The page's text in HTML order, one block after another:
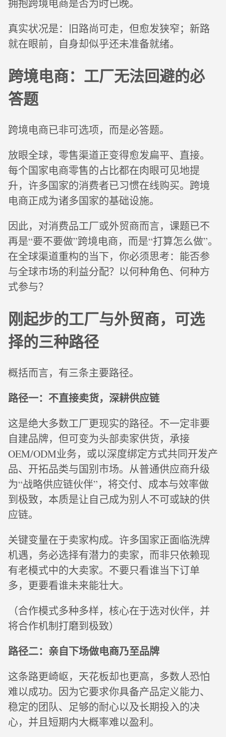
拥抱跨境电商是否为时已晚。
真实状况是：旧路尚可走，但愈发狭窄；新路
就在眼前，自身却似乎还未准备就绪。
跨境电商：工厂无法回避的必
答题
跨境电商已非可选项，而是必答题。
放眼全球，零售渠道正变得愈发扁平、直接。
每个国家电商零售的占比都在肉眼可见地提
升，许多国家的消费者已习惯在线购买。跨境
电商正成为诸多国家的基础设施。
因此，对消费品工厂或外贸商而言，课题已不
再是“要不要做”跨境电商，而是“打算怎么做”。
在全球渠道重构的当下，你必须思考：能否参
与全球市场的利益分配？以何种角色、何种方
式参与？
刚起步的工厂与外贸商，可选
择的三种路径
概括而言，有三条主要路径。
路径一：不直接卖货，深耕供应链
这是绝大多数工厂更现实的路径。不一定非要
自建品牌，但可变为头部卖家供货，承接
OEM/ODM业务，或以深度绑定方式共同开发产
品、开拓品类与国别市场。从普通供应商升级
为“战略供应链伙伴”，将交付、成本与效率做
到极致，本质是让自己成为别人不可或缺的供
应链。
关键变量在于卖家构成。许多国家正面临洗牌
机遇，务必选择有潜力的卖家，而非只依赖现
有老模式中的大卖家。不要只看谁当下订单
多，更要看谁未来能壮大。
（合作模式多种多样，核心在于选对伙伴，并
将合作机制打磨到极致）
路径二：亲自下场做电商乃至品牌
这条路更崎岖，天花板却也更高，多数人恐怕
难以成功。因为它要求你具备产品定义能力、
稳定的团队、足够的耐心以及长期投入的决
心，并且短期内大概率难以盈利。